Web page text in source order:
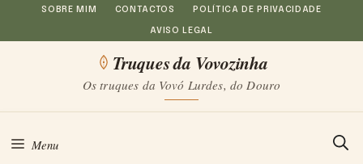
Saltar
para
conteúdo
SOBRE MIM CONTACTOS POLÍTICA DE PRIVACIDADE
AVISO LEGAL
Truques da Vovozinha
Os truques da Vovó Lurdes, do Douro
Menu